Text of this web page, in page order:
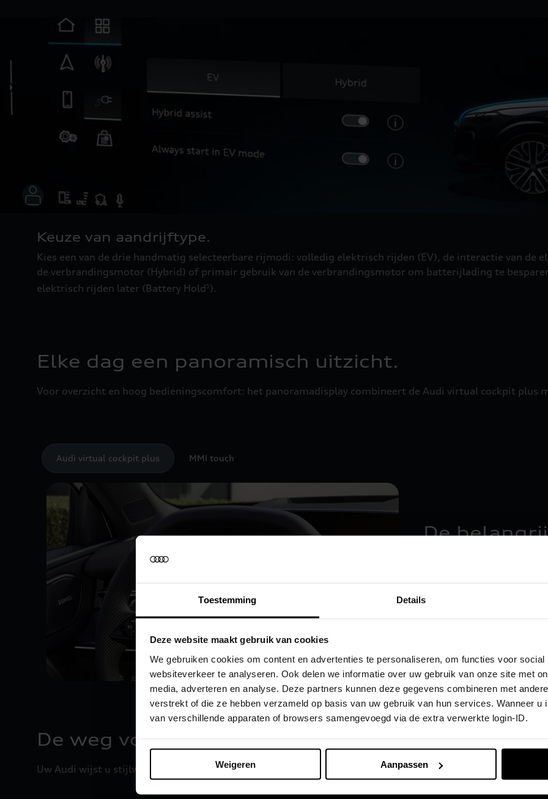
Toestemming Details
Deze website maakt gebruik van cookies
We gebruiken cookies om content en advertenties te personaliseren, om functies voor social
websiteverkeer te analyseren. Ook delen we informatie over uw gebruik van onze site met
media, adverteren en analyse. Deze partners kunnen deze gegevens combineren met
verstrekt of die ze hebben verzameld op basis van uw gebruik van hun services. Wanneer u
van verschillende apparaten of browsers samengevoegd via de extra verwerkte login-ID.
Weigeren Aanpassen
Keuze van aandrijftype.
Kies een van de drie handmatig selecteerbare rijmodi: volledig elektrisch rijden (EV), de interactie van de
de verbrandingsmotor (Hybrid) of primair gebruik van de verbrandingsmotor om batterijlading te
elektrisch rijden later (Battery Hold5).
Elke dag een panoramisch uitzicht.
Voor overzicht en hoog bedieningscomfort: het panoramadisplay combineert de Audi virtual cockpit plus
Audi virtual cockpit plus MMI touch
De
Van de klassieke
scherm: u bepaalt wat u
uw digitale
De weg vooruit verlichten.
Uw Audi wijst u stijlvol de weg – overdag en 's nachts. En zet u altijd in het beste licht.